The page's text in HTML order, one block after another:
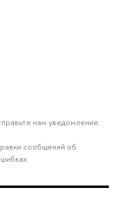
нам уведомление.
сообщений об